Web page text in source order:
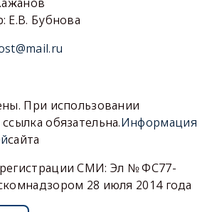
Е.В. Бубнова
При использовании
обязательна.Информация
сайта
СМИ: Эл № ФС77-
28 июля 2014 года